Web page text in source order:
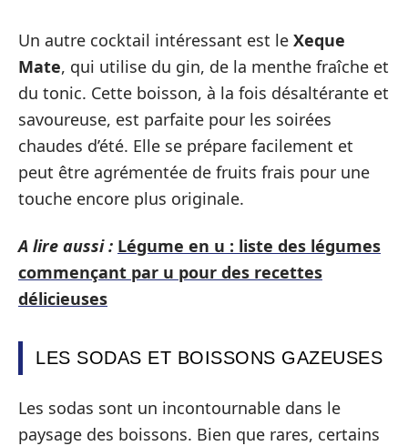
Un autre cocktail intéressant est le Xeque
Mate, qui utilise du gin, de la menthe fraîche et
du tonic. Cette boisson, à la fois désaltérante et
savoureuse, est parfaite pour les soirées
chaudes d’été. Elle se prépare facilement et
peut être agrémentée de fruits frais pour une
touche encore plus originale.
A lire aussi : Légume en u : liste des légumes
commençant par u pour des recettes
délicieuses
LES SODAS ET BOISSONS GAZEUSES
Les sodas sont un incontournable dans le
paysage des boissons. Bien que rares, certains